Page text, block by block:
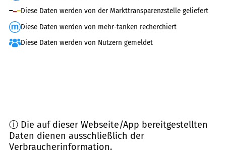
Diese Daten werden von der Markttransparenzstelle geliefert
Diese Daten werden von mehr-tanken recherchiert
Diese Daten werden von Nutzern gemeldet
ⓘ Die auf dieser Webseite/App bereitgestellten
Daten dienen ausschließlich der
Verbraucherinformation.